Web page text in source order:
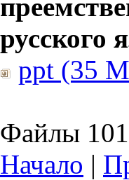
русского
ppt (35
Файлы
Начало |